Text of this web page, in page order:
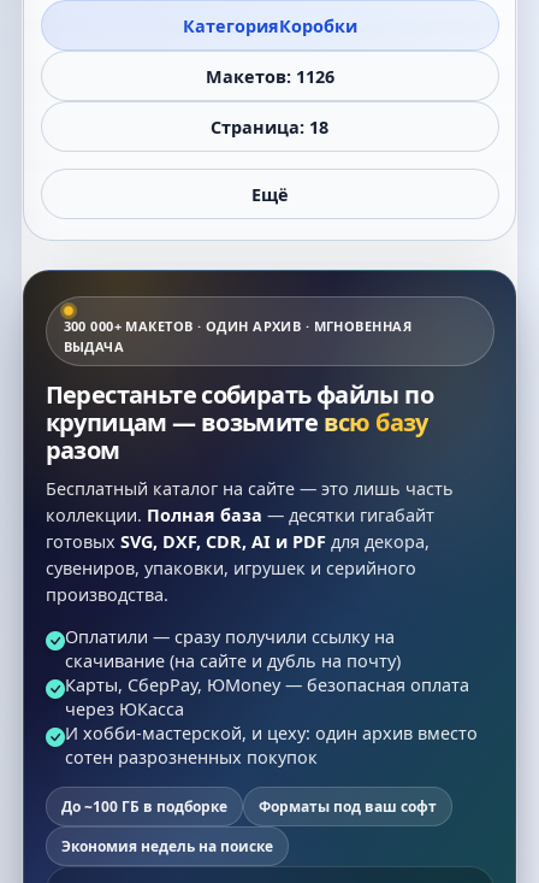
КатегорияКоробки
Макетов: 1126
Страница: 18
Ещё
300 000+ МАКЕТОВ · ОДИН АРХИВ · МГНОВЕННАЯ
ВЫДАЧА
Перестаньте собирать файлы по
крупицам — возьмите всю базу
разом
Бесплатный каталог на сайте — это лишь часть
коллекции. Полная база — десятки гигабайт
готовых SVG, DXF, CDR, AI и PDFдля декора,
сувениров, упаковки, игрушек и серийного
производства.
Оплатили — сразу получили ссылку на
скачивание (на сайте и дубль на почту)
Карты, СберPay, ЮMoney — безопасная оплата
через ЮКасса
И хобби-мастерской, и цеху: один архив вместо
сотен разрозненных покупок
До ~100 ГБ в подборке
Форматы под ваш софт
Экономия недель на поиске